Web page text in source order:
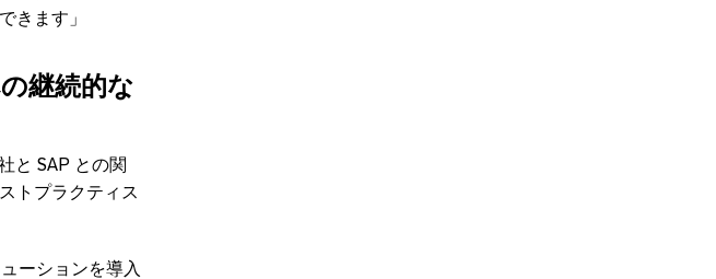
きます」
継続的な
と SAP との関
トプラクティス
ーションを導入